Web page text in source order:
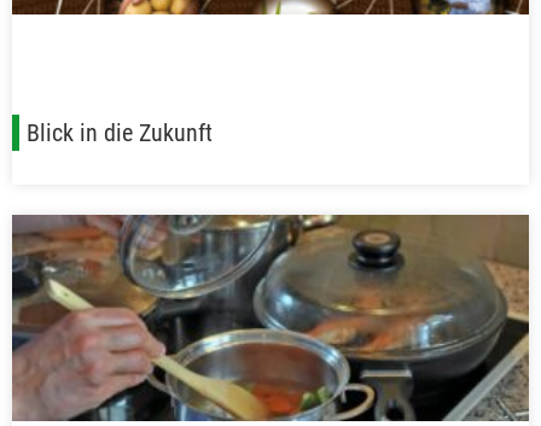
Blick in die Zukunft